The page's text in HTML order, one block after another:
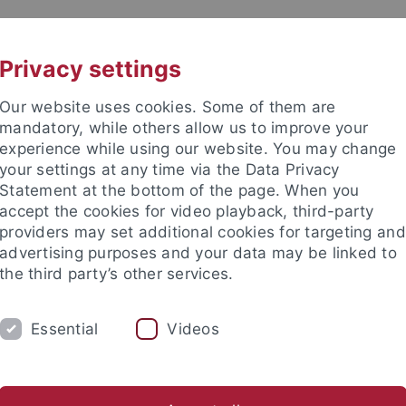
RESEARCH CONTACT
Privacy settings
Our website uses cookies. Some of them are
mandatory, while others allow us to improve your
experience while using our website. You may change
your settings at any time via the Data Privacy
Statement at the bottom of the page. When you
accept the cookies for video playback, third-party
providers may set additional cookies for targeting and
advertising purposes and your data may be linked to
the third party’s other services.
Essential Videos